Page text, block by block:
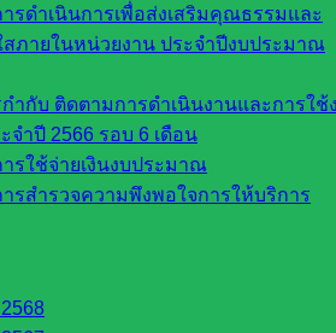
รดำเนินการเพื่อส่งเสริมคุณธรรมและ
สภายในหน่วยงาน ประจำปีงบประมาณ
กำกับ ติดตามการดำเนินงานและการใช้
ำปี 2566 รอบ 6 เดือน
รใช้จ่ายเงินงบประมาณ
รสำรวจความพึงพอใจการให้บริการ